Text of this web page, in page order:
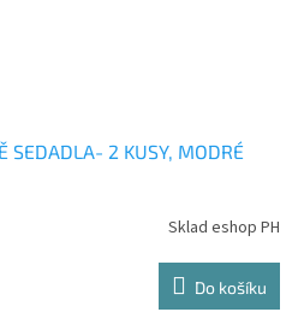
SEDADLA- 2 KUSY, MODRÉ
Sklad eshop PH
Do košíku